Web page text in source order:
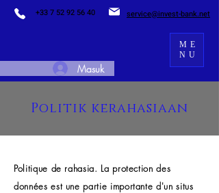
+33 7 52 92 56 40
Masuk
service@invest-bank.net
ME
NU
Politik kerahasiaan
Politique de rahasia. La protection des
données est une partie importante d'un situs